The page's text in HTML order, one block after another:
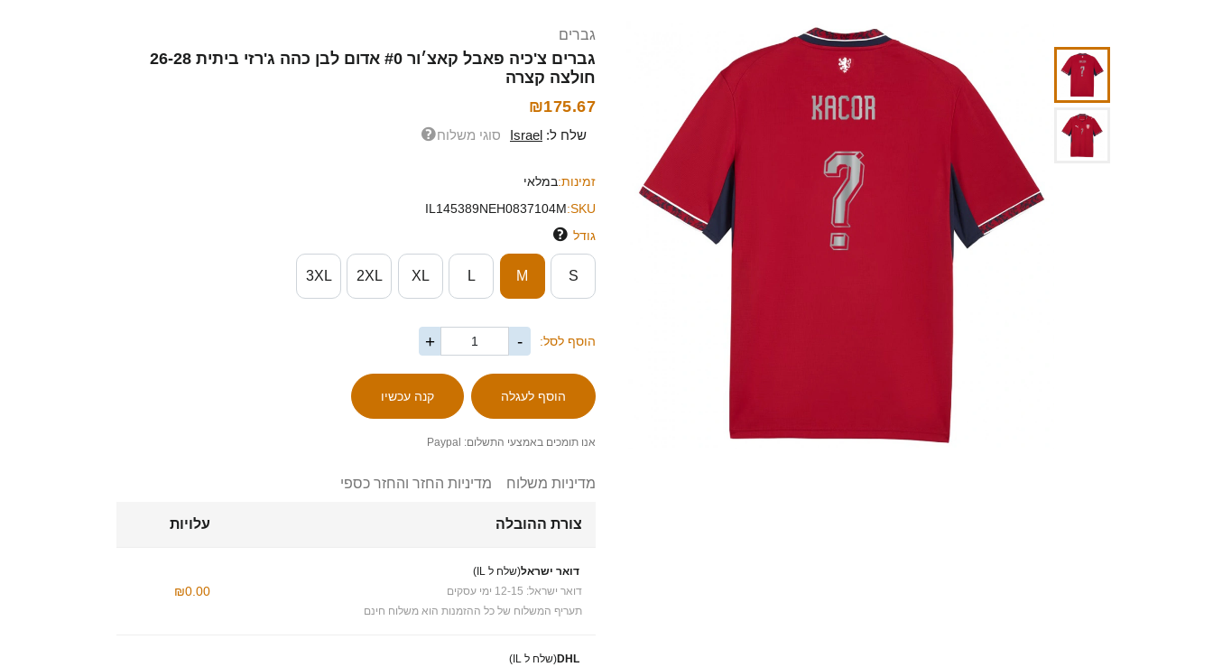
גברים
גברים צ'כיה פאבל קאצ׳ור #0 אדום לבן כהה ג'רזי ביתית 26-28
חולצה קצרה
₪175.67
שלח ל: Israel סוגי משלוח
זמינות:במלאי
SKU:
IL145389NEH0837104M
גודל
S
M
L
XL
2XL
3XL
הוסף לסל: -
+
אנו תומכים באמצעי התשלום: Paypal
מדיניות משלוח מדיניות החזר והחזר כספי
צורת ההובלה עלויות
דואר ישראל(שלח ל IL)
דואר ישראל: 12-15 ימי עסקים
תעריף המשלוח של כל ההזמנות הוא משלוח חינם
₪0.00
DHL(שלח ל IL)